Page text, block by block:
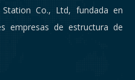
Station Co., Ltd, fundada en
empresas de estructura de